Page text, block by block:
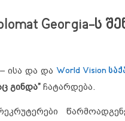
Georgia-ს
– ისა და და World Vision
გინდა” ჩატარდება.